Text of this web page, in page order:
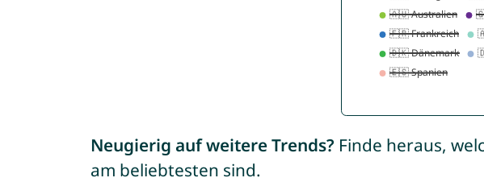
Neugierig auf weitere Trends? Finde heraus,
am beliebtesten sind.